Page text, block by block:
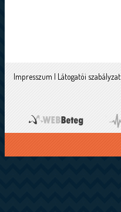
Impresszum | Látogatói szabályzat